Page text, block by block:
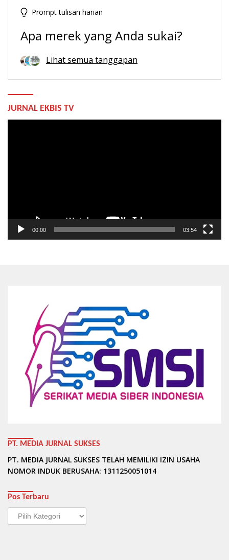
Prompt tulisan harian
Apa merek yang Anda sukai?
Lihat semua tanggapan
JURNAL EKBIS TV
00:00 03:54
PT. MEDIA JURNAL SUKSES
PT. MEDIA JURNAL SUKSES TELAH MEMILIKI IZIN USAHA
NOMOR INDUK BERUSAHA: 1311250051014
Pos Terbaru
Pos
Terbaru